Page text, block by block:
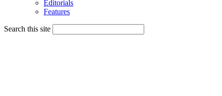
Editorials
Features
Search this site